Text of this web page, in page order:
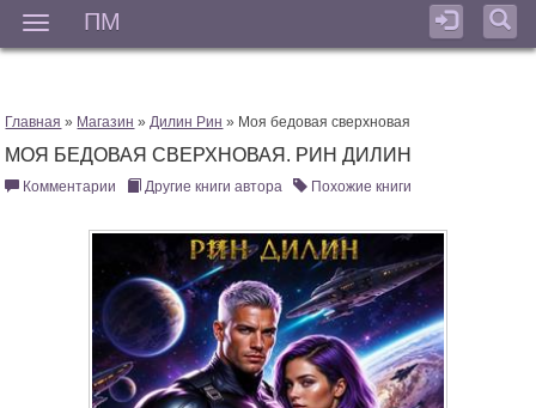
ПМ
Главная » Магазин »Дилин Рин » Моя бедовая сверхновая
МОЯ БЕДОВАЯ СВЕРХНОВАЯ. РИН ДИЛИН
Комментарии Другие книги автора Похожие книги